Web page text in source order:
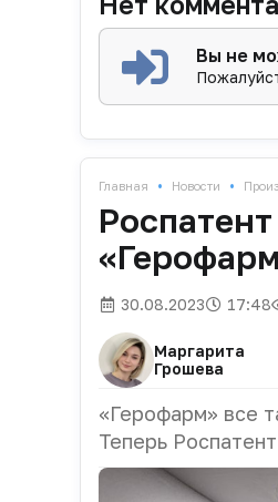
Вы не
Главная • Новости •
30.08.2023 17:48
Маргарита
Грошева
«Герофарм» все
Теперь